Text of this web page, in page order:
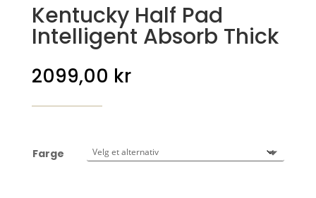
Kentucky Half Pad
Intelligent Absorb Thick
2099,00 kr
Farge